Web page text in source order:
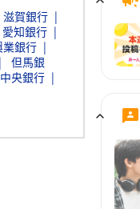
滋賀銀行
愛知銀行
銀行
但馬銀
央銀行